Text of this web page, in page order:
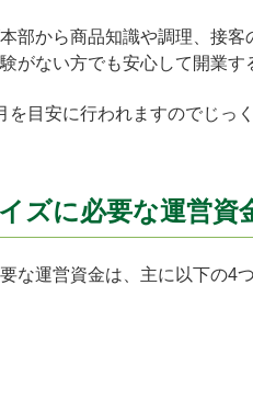
部から商品知識や調理、接
がない方でも安心して開業す
を目安に行われますのでじっ
ズに必要な運営資
な運営資金は、主に以下の4つ